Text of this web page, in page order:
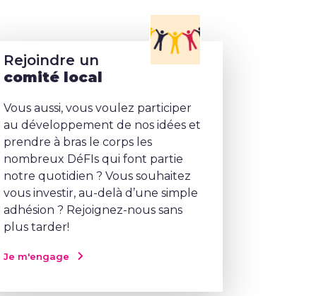
Rejoindre un
comité local
Vous aussi, vous voulez participer
au développement de nos idées et
prendre à bras le corps les
nombreux DéFIs qui font partie
notre quotidien ? Vous souhaitez
vous investir, au-delà d’une simple
adhésion ? Rejoignez-nous sans
plus tarder!
Je m'engage